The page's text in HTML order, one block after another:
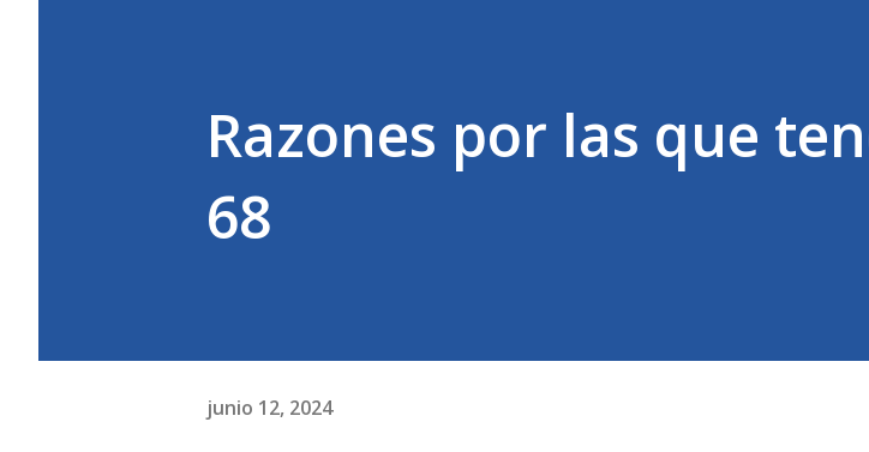
Razones por las que
68
junio 12, 2024